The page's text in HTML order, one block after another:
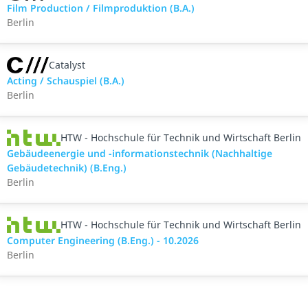
Film Production / Filmproduktion (B.A.)
Berlin
Catalyst
Acting / Schauspiel (B.A.)
Berlin
HTW - Hochschule für Technik und Wirtschaft Berlin
Gebäudeenergie und -informationstechnik (Nachhaltige
Gebäudetechnik) (B.Eng.)
Berlin
HTW - Hochschule für Technik und Wirtschaft Berlin
Computer Engineering (B.Eng.) - 10.2026
Berlin